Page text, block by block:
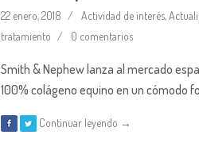
22 enero, 2018 Actividad de interés,
tratamiento
0 comentarios
Smith & Nephew lanza al mercado
100% colágeno equino en un cómodo
Continuar leyendo →